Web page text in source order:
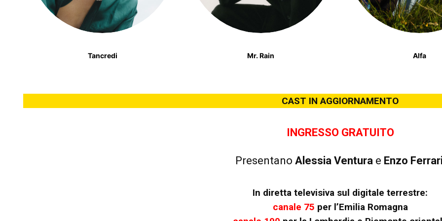
Tancredi Mr. Rain Alfa
CAST IN AGGIORNAMENTO
INGRESSO GRATUITO
Presentano Alessia Ventura e Enzo
In diretta televisiva sul digitale terrestre:
canale 75 per l’Emilia Romagna